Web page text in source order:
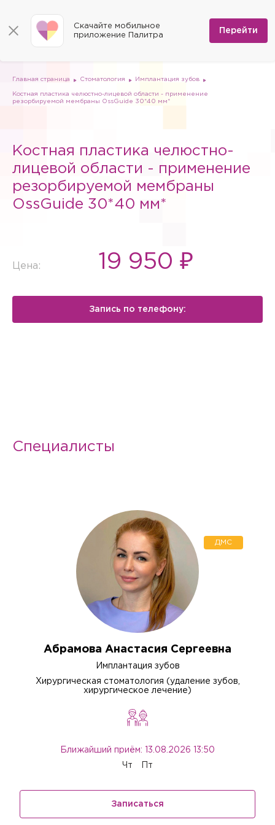
Вакансии
Документы
Сертификаты
Способы оплаты
Страховые организации
Заказать документы для налоговой
Онлайн-диагностика
Анкета оценки качества услуг
Мы на карте
Главная страница Стоматология Имплантация зубов
Костная пластика челюстно-лицевой области - применение
резорбируемой мембраны OssGuide 30*40 мм*
Костная пластика челюстно-
лицевой области - применение
резорбируемой мембраны
OssGuide 30*40 мм*
Цена: 19 950 ₽
Запись по телефону:
Специалисты
Абрамова Анастасия Сергеевна
Имплантация зубов
Хирургическая стоматология (удаление зубов,
хирургическое лечение)
Ближайший приём: 13.08.2026 13:50
Чт Пт
Записаться
ДМС
Скачайте мобильное
приложение Палитра
Перейти